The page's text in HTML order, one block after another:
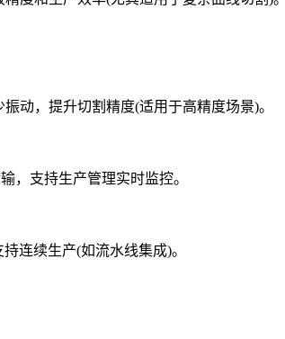
动，提升切割精度(适用于高精度场景)。
，支持生产管理实时监控。
连续生产(如流水线集成)。